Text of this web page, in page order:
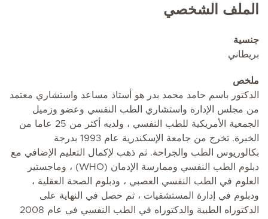
الملف الشخصي
جنسية
بريطاني
ملخص
الدكتور باسم حامد محمد بدر هو أستاذ مساعد واستشاري معتمد
من مجلس الإدارة واستشاري الطب النفسي وعضو وزميل
الجمعية الأمريكية للطب النفسي ، ولديه أكثر من 25 عاما من
الخبرة. تخرج من جامعة الإسكندرية عام 1993 بدرجة
بكالوريوس الطب والجراحة. ثم ذهب لإكمال التعليم الإضافي مع
دبلوم الطب النفسي وممارسة الإدمان (WHO) ، وماجستير
العلوم في الطب النفسي العصبي ، ودبلوم الصحة العقلية ،
ودبلوم في إدارة المستشفيات ، ثم حصل في النهاية على
الدكتوراه الطبية والدكتوراه في الطب النفسي في عام 2008